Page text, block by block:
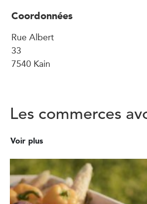
Coordonnées
Rue Albert
33
7540 Kain
Les commerces
Voir plus